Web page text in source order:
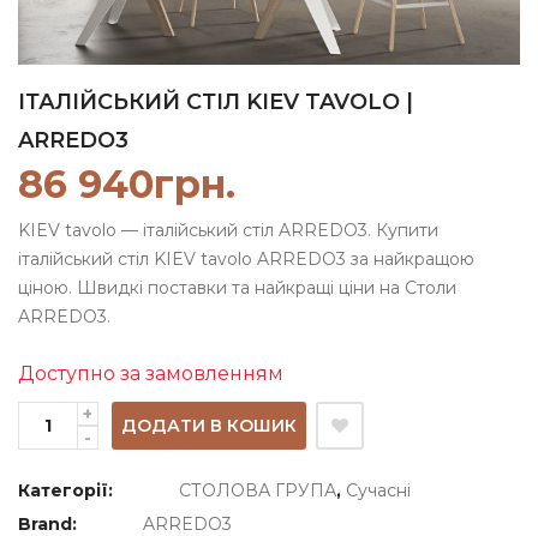
ІТАЛІЙСЬКИЙ СТІЛ KIEV TAVOLO |
ARREDO3
86 940грн.
KIEV tavolo — італійський стіл ARREDO3. Купити
італійський стіл KIEV tavolo ARREDO3 за найкращою
ціною. Швидкі поставки та найкращі ціни на Столи
ARREDO3.
Доступно за замовленням
ДОДАТИ В КОШИК
Категорії: СТОЛОВА ГРУПА, Сучасні
Brand:
ARREDO3